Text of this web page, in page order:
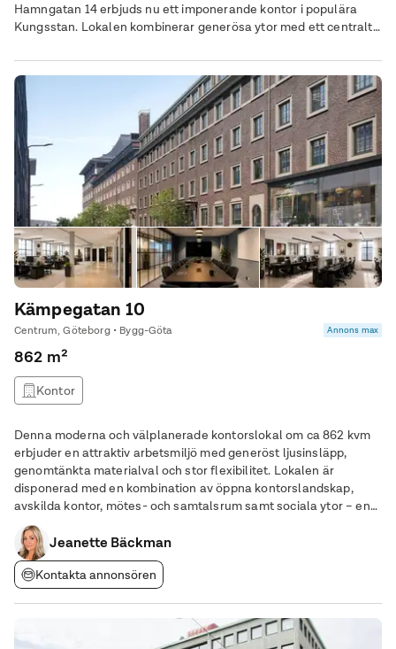
Hamngatan 14 erbjuds nu ett imponerande kontor i populära
Kungsstan. Lokalen kombinerar generösa ytor med ett centralt
ambitiong. Tillgången till en privat takterrass gör detta till något
utöver det vanliga. En plats för pauser, informella möten och
sociala stunder med
Kämpegatan 10
Centrum, Göteborg • Bygg-Göta Annons max
862 m²
Kontor
Denna moderna och välplanerade kontorslokal om ca 862 kvm
erbjuder en attraktiv arbetsmiljö med generöst ljusinsläpp,
genomtänkta materialval och stor flexibilitet. Lokalen är
disponerad med en kombination av öppna kontorslandskap,
avskilda kontor, mötes- och samtalsrum samt sociala ytor – en
lösning som passar både det växande bolaget och den
Jeanette Bäckman
Kontakta annonsören